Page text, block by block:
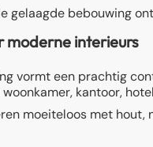
gelaagde bebouwing
moderne interieurs
vormt een prachtig
kantoor,
moeiteloos met